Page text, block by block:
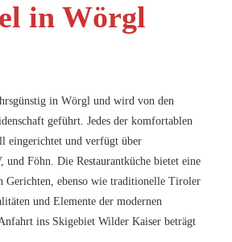
in Wörgl
in Wörgl und wird von den
geführt. Jedes der komfortablen
eingerichtet und verfügt über
und Föhn. Die Restaurantküche bietet eine
Gerichten, ebenso wie traditionelle Tiroler
und Elemente der modernen
ins Skigebiet Wilder Kaiser beträgt